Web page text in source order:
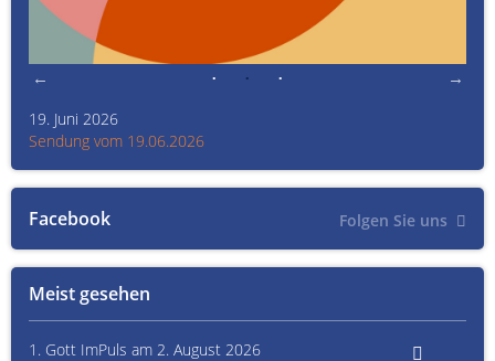
Meist gesehen
1. Gott ImPuls am 2. August 2026
Facebook Folgen Sie uns
19. Juni 2026
Sendung vom 19.06.2026